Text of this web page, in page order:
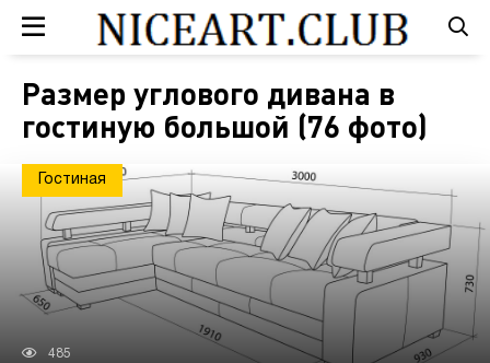
Размер углового дивана в
гостиную большой (76 фото)
Гостиная
485